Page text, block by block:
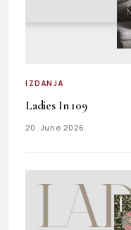
IZDANJA
Ladies In 109
20. June 2026.